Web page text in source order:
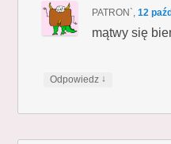
PATRON`,12
mątwy się
Odpowiedz ↓